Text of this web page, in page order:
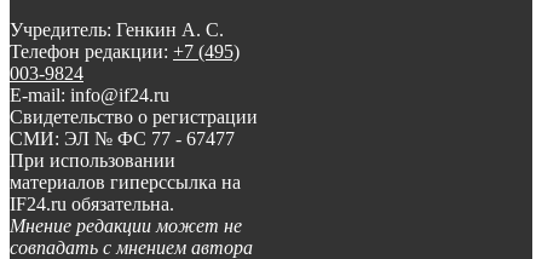
Учредитель: Генкин А. С.
Телефон редакции: +7 (495)
003-9824
E-mail: info@if24.ru
Свидетельство о регистрации
СМИ: ЭЛ № ФС 77 - 67477
При использовании
материалов гиперссылка на
IF24.ru обязательна.
Мнение редакции может не
совпадать с мнением автора